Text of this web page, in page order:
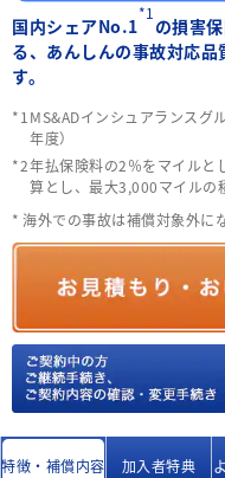
国内シェアNo.1
*1
の損害
る、あんしんの事故対応品
す。
MS&ADインシュアランスグ
年度）
年払保険料の2％をマイルと
算とし、最大3,000マイルの
海外での事故は補償対象外に
特徴・補償内容 加入者特典